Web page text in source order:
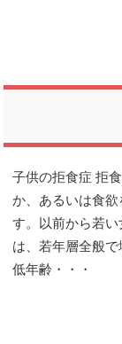
子供の拒食症 拒
か、あるいは食
す。以前から若
は、若年層全般
低年齢・・・